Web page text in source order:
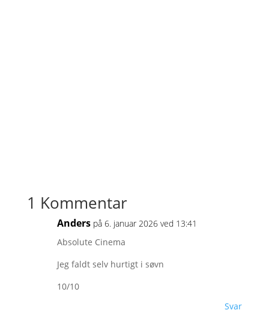
1 Kommentar
Anders på 6. januar 2026 ved 13:41
Absolute Cinema
Jeg faldt selv hurtigt i søvn
10/10
Svar